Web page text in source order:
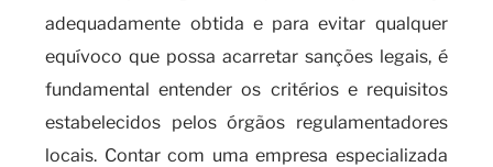
adequadamente obtida e para evitar qualquer
equívoco que possa acarretar sanções legais, é
fundamental entender os critérios e requisitos
estabelecidos pelos órgãos regulamentadores
locais. Contar com uma empresa especializada